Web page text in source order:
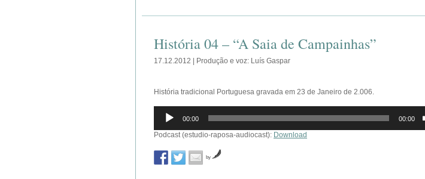
História 04 – “A Saia de Campainhas”
17.12.2012 | Produção e voz: Luís Gaspar
História tradicional Portuguesa gravada em 23 de Janeiro de 2.006.
Reprodutor
áudio
00:00 00:00
Podcast (estudio-raposa-audiocast): Download
by